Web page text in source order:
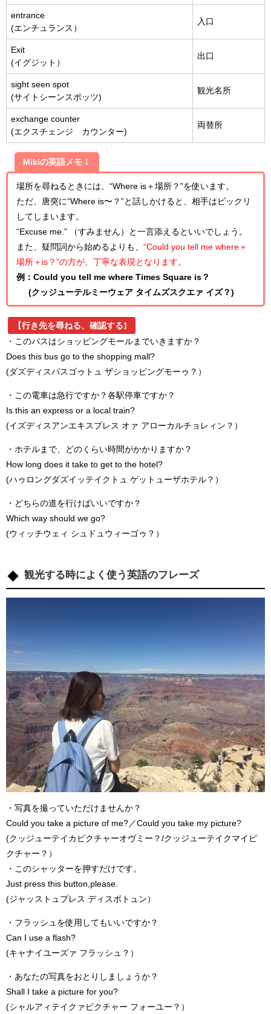
entrance
(エンチュランス）
入口
Exit
(イグジット）
出口
sight seen spot
(サイトシーンスポッツ)
観光名所
exchange counter
(エクスチェンジ カウンター)
両替所
Mikiの英語メモ！
場所を尋ねるときには、“Where is＋場所？”を使います。
ただ、唐突に“Where is〜？”と話しかけると、相手はビックリ
してしまいます。
“Excuse me.” （すみません）と一言添えるといいでしょう。
また、疑問詞から始めるよりも、 “Could you tell me where＋
場所＋is？”の方が、丁寧な表現となります。
例：Could you tell me where Times Square is？
(クッジューテルミーウェア タイムズスクエァ イズ？)
【行き先を尋ねる、確認する】
・このバスはショッピングモールまでいきますか？
Does this bus go to the shopping mall?
(ダズディスバスゴゥトュ ザショッピングモーゥ？）
・この電車は急行ですか？各駅停車ですか？
Is this an express or a local train?
(イズディスアンエキスプレス オァ アローカルチョレィン？）
・ホテルまで、どのくらい時間がかかりますか？
How long does it take to get to the hotel?
(ハゥロングダズイッテイクトュ ゲットューザホテル？）
・どちらの道を行けばいいですか？
Which way should we go?
(ウィッチウェィ シュドュウィーゴゥ？）
観光する時によく使う英語のフレーズ
・写真を撮っていただけませんか？
Could you take a picture of me?／Could you take my picture?
(クッジューテイカピクチャーオヴミー？/クッジューテイクマイピ
クチャー？）
・このシャッターを押すだけです。
Just press this button,please.
(ジャッストュプレス ディスボトュン）
・フラッシュを使用してもいいですか？
Can I use a flash?
(キャナイユーズァ フラッシュ？）
・あなたの写真をおとりしましょうか？
Shall I take a picture for you?
(シャルアィテイクァピクチャー フォーユー？）